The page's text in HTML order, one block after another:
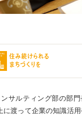
サルティング部の部
に渡って企業の知識活